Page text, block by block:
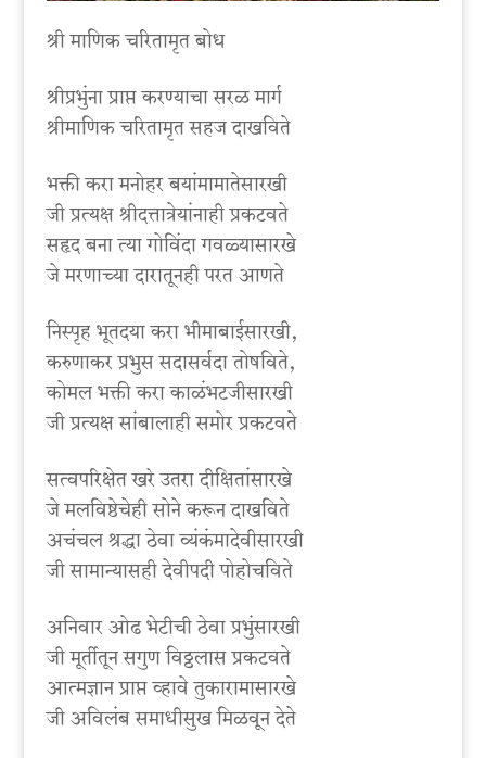
श्री माणिक चरितामृत बोध
श्रीप्रभुंना प्राप्त करण्याचा सरळ मार्ग
श्रीमाणिक चरितामृत सहज दाखविते
भक्ती करा मनोहर बयांमामातेसारखी
जी प्रत्यक्ष श्रीदत्तात्रेयांनाही प्रकटवते
सहृद बना त्या गोविंदा गवळ्यासारखे
जे मरणाच्या दारातूनही परत आणते
निस्पृह भूतदया करा भीमाबाईसारखी,
करुणाकर प्रभुस सदासर्वदा तोषविते,
कोमल भक्ती करा काळंभटजीसारखी
जी प्रत्यक्ष सांबालाही समोर प्रकटवते
सत्वपरिक्षेत खरे उतरा दीक्षितांसारखे
जे मलविष्ठेचेही सोने करून दाखविते
अचंचल श्रद्धा ठेवा व्यंकंमादेवीसारखी
जी सामान्यासही देवीपदी पोहोचविते
अनिवार ओढ भेटीची ठेवा प्रभुंसारखी
जी मूर्तीतून सगुण विठ्ठलास प्रकटवते
आत्मज्ञान प्राप्त व्हावे तुकारामासारखे
जी अविलंब समाधीसुख मिळवून देते